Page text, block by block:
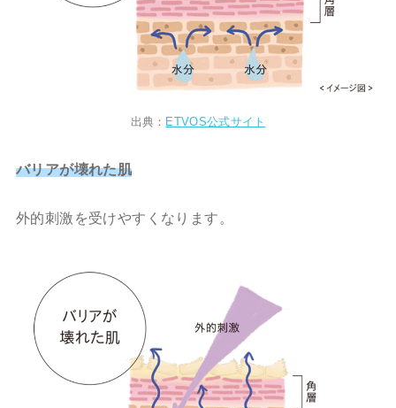
出典： ETVOS公式サイト
バリアが壊れた肌
外的刺激を受けやすくなります。